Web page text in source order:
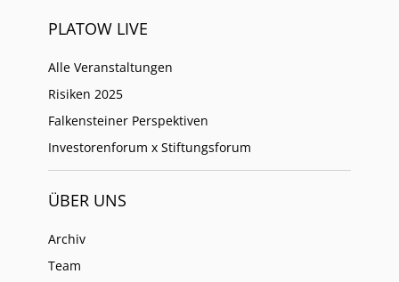
PLATOW LIVE
Alle Veranstaltungen
Risiken 2025
Falkensteiner Perspektiven
Investorenforum x Stiftungsforum
ÜBER UNS
Archiv
Team